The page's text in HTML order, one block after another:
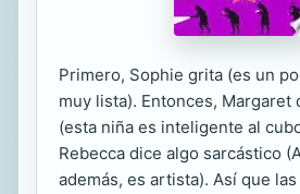
Primero, Sophie grita (es un
muy lista). Entonces,
(esta niña es inteligente al
Rebecca dice algo sarcástico
además, es artista). Así que